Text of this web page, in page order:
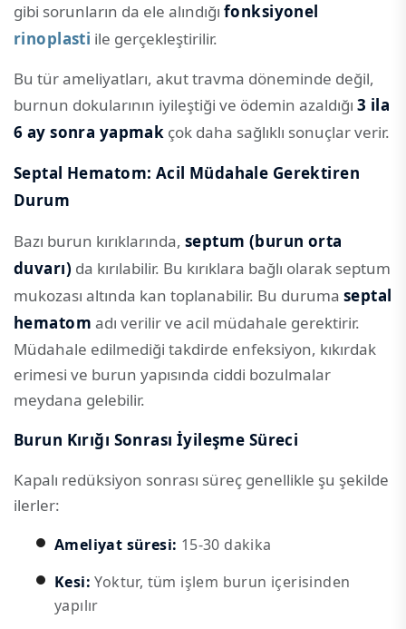
gibi sorunların da ele alındığı fonksiyonel
rinoplasti ile gerçekleştirilir.
Bu tür ameliyatları, akut travma döneminde değil,
burnun dokularının iyileştiği ve ödemin azaldığı 3 ila
6 ay sonra yapmak çok daha sağlıklı sonuçlar verir.
Septal Hematom: Acil Müdahale Gerektiren
Durum
Bazı burun kırıklarında, septum (burun orta
duvarı) da kırılabilir. Bu kırıklara bağlı olarak septum
mukozası altında kan toplanabilir. Bu duruma septal
hematom adı verilir ve acil müdahale gerektirir.
Müdahale edilmediği takdirde enfeksiyon, kıkırdak
erimesi ve burun yapısında ciddi bozulmalar
meydana gelebilir.
Burun Kırığı Sonrası İyileşme Süreci
Kapalı redüksiyon sonrası süreç genellikle şu şekilde
ilerler:
Ameliyat süresi: 15-30 dakika
Kesi: Yoktur, tüm işlem burun içerisinden
yapılır